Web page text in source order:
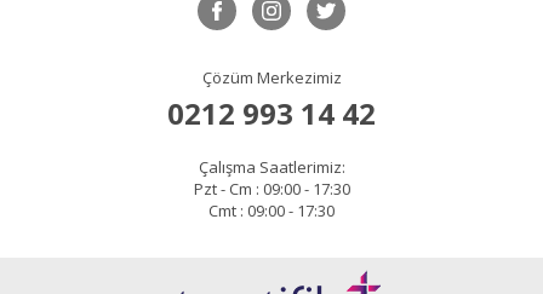
Çözüm Merkezimiz
0212 993 14 42
Çalışma Saatlerimiz:
Pzt - Cm : 09:00 - 17:30
Cmt : 09:00 - 17:30